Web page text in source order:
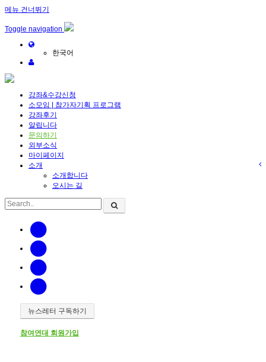
메뉴 건너뛰기
Toggle navigation
한국어
강좌&수강신청
소모임 | 참가자기획 프로그램
강좌후기
알립니다
문의하기
외부소식
마이페이지
소개
소개합니다
오시는 길
뉴스레터 구독하기
참여연대 회원가입